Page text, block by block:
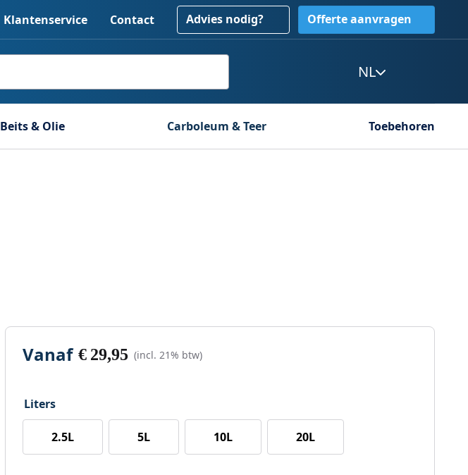
Klantenservice Contact Advies nodig? Offerte aanvragen
NL
Beits & Olie Carboleum & Teer Toebehoren
Vanaf €29,95 (incl. 21% btw)
Liters
2.5L 5L 10L 20L